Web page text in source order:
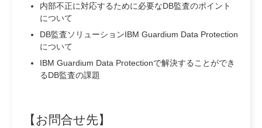
内部不正に対応するために必要なDB監査のポイント
について
DB監査ソリューションIBM Guardium Data Protection
について
IBM Guardium Data Protectionで解決することができ
るDB監査の課題
【お問合せ先】